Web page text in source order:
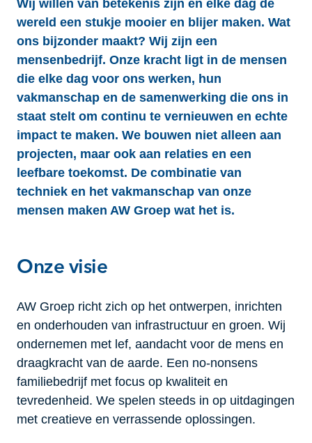
Wij willen van betekenis zijn en elke dag de
wereld een stukje mooier en blijer maken. Wat
ons bijzonder maakt? Wij zijn een
mensenbedrijf. Onze kracht ligt in de mensen
die elke dag voor ons werken, hun
vakmanschap en de samenwerking die ons in
staat stelt om continu te vernieuwen en echte
impact te maken. We bouwen niet alleen aan
projecten, maar ook aan relaties en een
leefbare toekomst. De combinatie van
techniek en het vakmanschap van onze
mensen maken AW Groep wat het is.
Onze visie
AW Groep richt zich op het ontwerpen, inrichten
en onderhouden van infrastructuur en groen. Wij
ondernemen met lef, aandacht voor de mens en
draagkracht van de aarde. Een no-nonsens
familiebedrijf met focus op kwaliteit en
tevredenheid. We spelen steeds in op uitdagingen
met creatieve en verrassende oplossingen.